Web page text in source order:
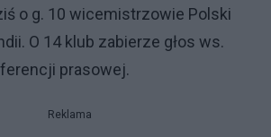
o g. 10 wicemistrzowie Polski
O 14 klub zabierze głos ws.
prasowej.
Reklama